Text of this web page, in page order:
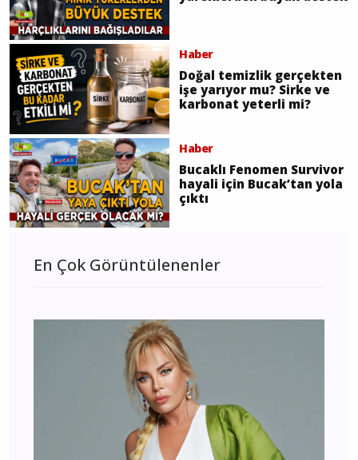
Haber
Doğal temizlik gerçekten
işe yarıyor mu? Sirke ve
karbonat yeterli mi?
Haber
Bucaklı Fenomen Survivor
hayali için Bucak’tan yola
çıktı
En Çok Görüntülenenler